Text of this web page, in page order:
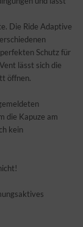
Die Ride Adaptive
Schutz für
lässt sich die
öffnen.
die Kapuze am
kein